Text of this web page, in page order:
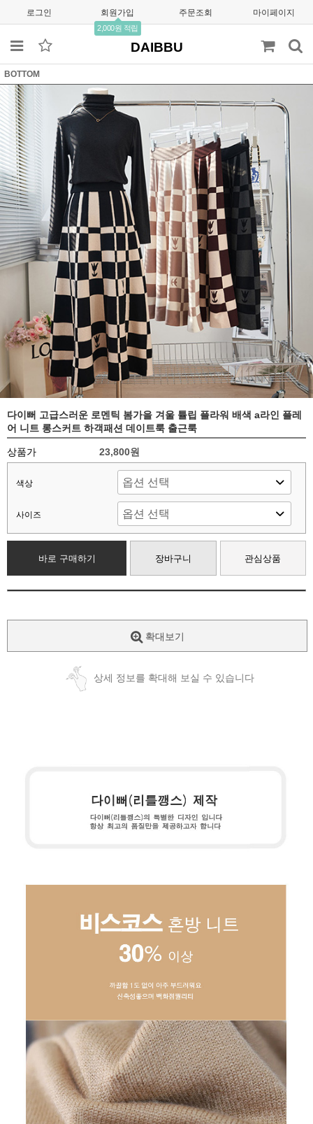
로그인 회원가입
2,000원 적립
주문조회 마이페이지
DAIBBU
BOTTOM
다이뻐 고급스러운 로멘틱 봄가을 겨울 튤립 플라워 배색 a라인 플레
어 니트 롱스커트 하객패션 데이트룩 출근룩
상품가 23,800원
색상
사이즈
바로 구매하기 장바구니 관심상품
확대보기
상세 정보를 확대해 보실 수 있습니다